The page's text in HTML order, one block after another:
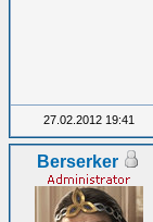
27.02.2012 19:41
Berserker